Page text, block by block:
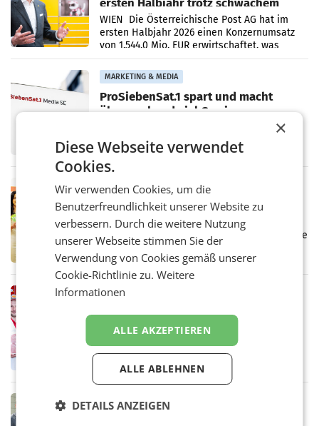
ersten Halbjahr trotz schwachem
Briefgeschäft
WIEN Die Österreichische Post AG hat im
ersten Halbjahr 2026 einen Konzernumsatz
von 1.544,0 Mio. EUR erwirtschaftet, was
einem Plus von 3,8 Prozent gegenüber dem
Vergleichszeitraum
MARKETING & MEDIA
ProSiebenSat.1 spart und macht
überraschend viel Gewinn
UNTERFÖHRING/MAILAND/AMSTERDAM. Der
Frühjahr dank Kostensenkungen operativ
Markterwartung deutlich übertroffen.
RETAIL
Eine Bühne für Zirkularität: ARA und
Müller informieren am POS über
Kreislauffähigkeit
Über den gesamten August hinweg rücken die
Altstoff Recycling Austria AG (ARA) und der
Handelskonzern Müller die Initiative
„Kreislauf-Helden“ in allen österreichischen
RETAIL
Penny modernisiert zwei Filialen in
Ober- und Niederösterreich
WIENER NEUDORF. – Im Rahmen einer
laufenden Modernisierungsoffensive
erneuert Penny zwei Filialen in Nieder- und
Oberösterreich. Die beiden Standorte liegen
in Haag sowie im rund
RETAIL
×
Diese Webseite verwendet
Cookies.
Wir verwenden Cookies, um die
Benutzerfreundlichkeit unserer Website zu
verbessern. Durch die weitere Nutzung
unserer Webseite stimmen Sie der
Verwendung von Cookies gemäß unserer
Cookie-Richtlinie zu.Weitere
Informationen
ALLE AKZEPTIEREN
ALLE ABLEHNEN
DETAILS ANZEIGEN